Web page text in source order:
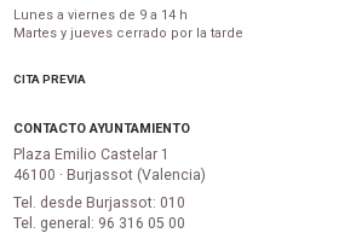
Lunes a viernes de 9 a 14 h
Martes y jueves cerrado por la tarde
CITA PREVIA
CONTACTO AYUNTAMIENTO
Plaza Emilio Castelar 1
46100 · Burjassot (Valencia)
Tel. desde Burjassot: 010
Tel. general: 96 316 05 00